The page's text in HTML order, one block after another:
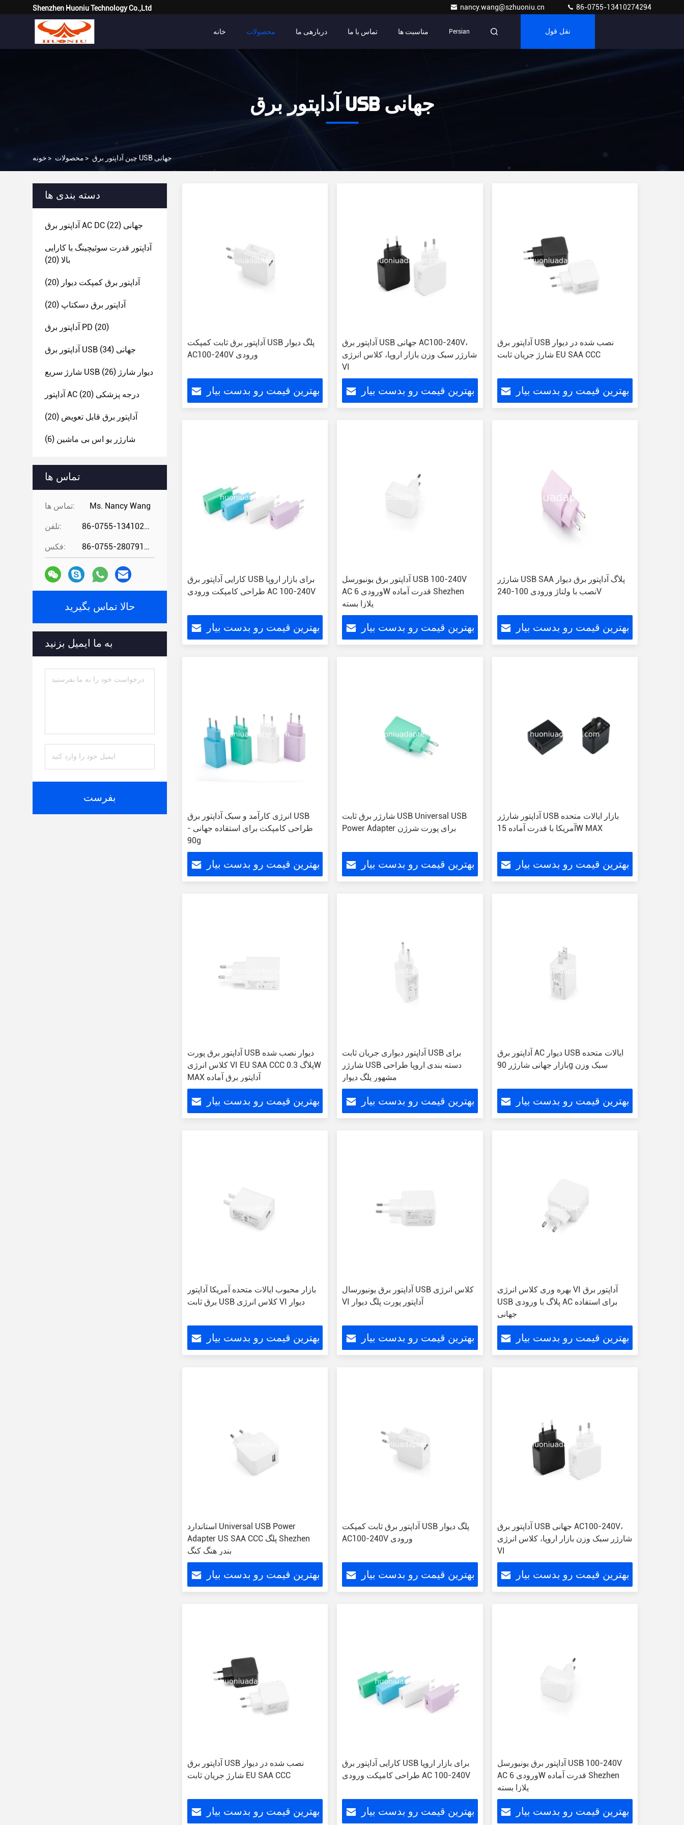
Shenzhen Huoniu Technology Co.,Ltd nancy.wang@szhuoniu.cn 86-0755-13410274294
خانه محصولات دربارهی ما تماس با ما مناسبت ها Persian نقل قول
آداپتور برق USB جهانی
خونه > محصولات > چین آداپتور برق USB جهانی
دسته بندی ها
آداپتور برق AC DC جهانی (22)
آداپتور قدرت سوئیچینگ با کارایی
بالا (20)
آداپتور برق کمپکت دیوار (20)
آداپتور برق دسکتاپ (20)
آداپتور برق PD (20)
آداپتور برق USB جهانی (34)
شارژ سریع USB دیوار شارژ (26)
آداپتور AC درجه پزشکی (20)
آداپتور برق قابل تعویض (20)
شارژر یو اس بی ماشین (6)
تماس ها
تماس ها: Ms. Nancy Wang
تلفن: 86-0755-13410274294
فکس: 86-0755-28079166
حالا تماس بگیرید
به ما ایمیل بزنید
بفرست
آداپتور برق ثابت کمپکت USB پلگ دیوار
AC100-240V ورودی
بهترین قیمت رو بدست بیار
آداپتور برق USB جهانی AC100-240V،
شارژر سبک وزن بازار اروپا، کلاس انرژی
VI
بهترین قیمت رو بدست بیار
آداپتور برق USB نصب شده در دیوار
شارژ جریان ثابت EU SAA CCC
بهترین قیمت رو بدست بیار
کارایی آداپتور برق USB برای بازار اروپا
طراحی کامپکت ورودی AC 100-240V
بهترین قیمت رو بدست بیار
آداپتور برق یونیورسل USB 100-240V
AC ورودی 6W قدرت آماده Shezhen
پلازا بسته
بهترین قیمت رو بدست بیار
شارژر USB SAA پلاگ آداپتور برق دیوار
نصب با ولتاژ ورودی 100-240V
بهترین قیمت رو بدست بیار
انرژی کارآمد و سبک آداپتور برق USB
طراحی کامپکت برای استفاده جهانی -
90g
بهترین قیمت رو بدست بیار
شارژر برق ثابت USB Universal USB
Power Adapter برای پورت شرژن
بهترین قیمت رو بدست بیار
آداپتور شارژر USB بازار ایالات متحده
آمریکا با قدرت آماده 15W MAX
بهترین قیمت رو بدست بیار
آداپتور برق پورت USB دیوار نصب شده
کلاس انرژی VI EU SAA CCC پلاگ 0.3W
MAX آداپتور برق آماده
بهترین قیمت رو بدست بیار
آداپتور دیواری جریان ثابت USB برای
شارژر USB دسته بندی اروپا طراحی
مشهور پلگ دیوار
بهترین قیمت رو بدست بیار
آداپتور برق AC دیوار USB ایالات متحده
بازار جهانی شارژر 90g سبک وزن
بهترین قیمت رو بدست بیار
بازار محبوب ایالات متحده آمریکا آداپتور
برق ثابت USB کلاس انرژی VI دیوار
بهترین قیمت رو بدست بیار
آداپتور برق یونیورسال USB کلاس انرژی
VI آداپتور پورت پلگ دیوار
بهترین قیمت رو بدست بیار
بهره وری کلاس انرژی VI آداپتور برق
USB پلاگ با ورودی AC برای استفاده
جهانی
بهترین قیمت رو بدست بیار
استاندارد Universal USB Power
Adapter US SAA CCC پلگ Shezhen
بندر هنگ کنگ
بهترین قیمت رو بدست بیار
آداپتور برق ثابت کمپکت USB پلگ دیوار
AC100-240V ورودی
بهترین قیمت رو بدست بیار
آداپتور برق USB جهانی AC100-240V،
شارژر سبک وزن بازار اروپا، کلاس انرژی
VI
بهترین قیمت رو بدست بیار
آداپتور برق USB نصب شده در دیوار
شارژ جریان ثابت EU SAA CCC
بهترین قیمت رو بدست بیار
کارایی آداپتور برق USB برای بازار اروپا
طراحی کامپکت ورودی AC 100-240V
بهترین قیمت رو بدست بیار
آداپتور برق یونیورسل USB 100-240V
AC ورودی 6W قدرت آماده Shezhen
پلازا بسته
بهترین قیمت رو بدست بیار